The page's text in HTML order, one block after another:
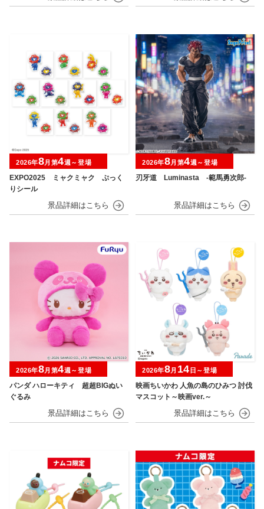
EXPO2025 ミャクミャク ぷっく
りシール
2026年8月第4週～登場
刃牙道 Luminasta ‐範馬勇次郎‐
2026年8月第4週～登場
パンダ ハローキティ 超超BIGぬい
ぐるみ
2026年8月第4週～登場
映画ちいかわ 人魚の島のひみつ 討伐
マスコット～映画ver.～
2026年8月 14 日～登場